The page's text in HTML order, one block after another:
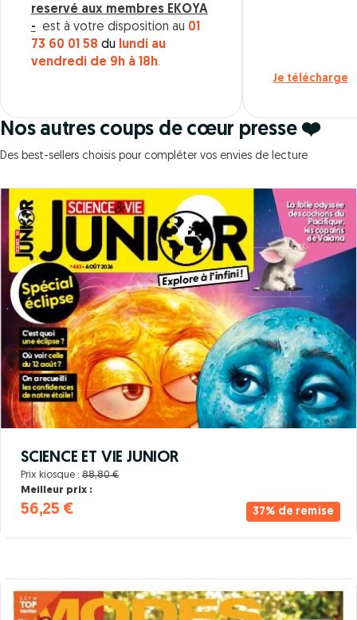
reservé aux membres EKOYA
- est à votre disposition au 01
73 60 01 58 du
lundi au
vendredi de 9h à 18h.
Je télécharge
Nos autres coups de cœur presse ❤️
Des best-sellers choisis pour compléter vos envies de lecture
37% de remise
SCIENCE ET VIE JUNIOR
Prix kiosque : 88,80 €
Meilleur prix :
56,25 €